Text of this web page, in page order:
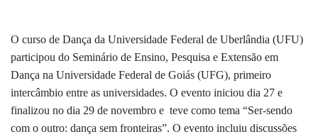
O curso de Dança da Universidade Federal de Uberlândia (UFU)
participou do Seminário de Ensino, Pesquisa e Extensão em
Dança na Universidade Federal de Goiás (UFG), primeiro
intercâmbio entre as universidades. O evento iniciou dia 27 e
finalizou no dia 29 de novembro e teve como tema “Ser-sendo
com o outro: dança sem fronteiras”. O evento incluiu discussões